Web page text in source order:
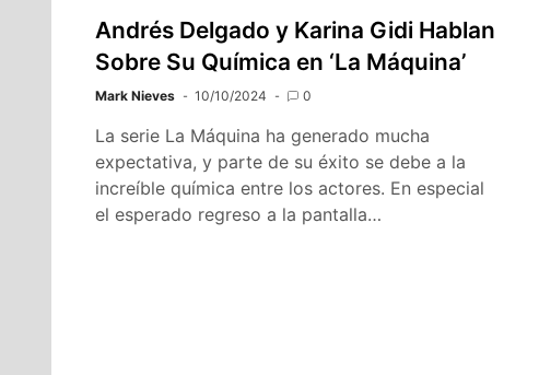
Andrés Delgado y Karina Gidi Hablan
Sobre Su Química en ‘La Máquina’
Mark Nieves 10/10/2024 0
La serie La Máquina ha generado mucha
expectativa, y parte de su éxito se debe a la
increíble química entre los actores. En especial
el esperado regreso a la pantalla…